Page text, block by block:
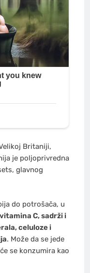
Britaniji,
je poljoprivredna
glavnog
do potrošača, u
C, sadrži i
celuloze i
. Može da se jede
se konzumira kao